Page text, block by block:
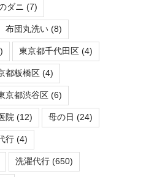
ダニ (7)
布団丸洗い (8)
東京都千代田区 (4)
都板橋区 (4)
京都渋谷区 (6)
院 (12) 母の日 (24)
行 (4)
洗濯代行 (650)